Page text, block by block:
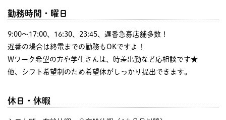
勤務時間・曜日
9:00〜17:00、16:30、23:45、遅番急募店舗多数！
遅番の場合は終電までの勤務もOKですよ！
Wワーク希望の方や学生さんは、時差出勤など応相談です★
他、シフト希望制のため希望休がしっかり提出できます。
休日・休暇